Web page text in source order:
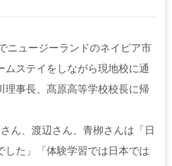
ニュージーランドのネイピア市
ムステイをしながら現地校に通
理事長、髙原高等学校校長に帰
ん、渡辺さん、青栁さんは「日
した」「体験学習では日本では